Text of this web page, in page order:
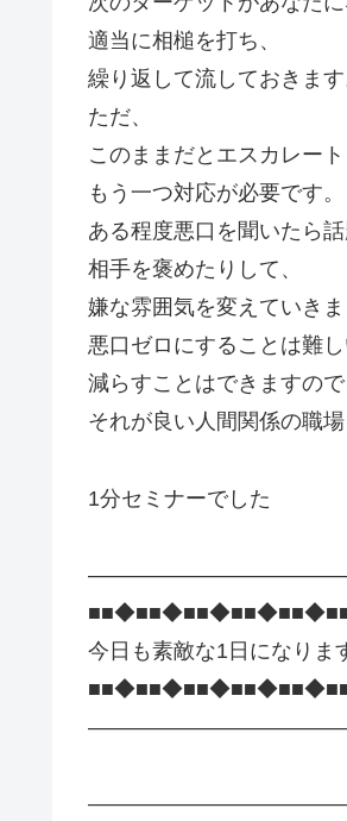
適当に相槌を打ち、
繰り返して流しておきます
ただ、
このままだとエスカレー
もう一つ対応が必要です。
ある程度悪口を聞いたら話
相手を褒めたりして、
嫌な雰囲気を変えていきま
悪口ゼロにすることは難し
減らすことはできますので
それが良い人間関係の職
1分セミナーでした
今日も素敵な1日になりま